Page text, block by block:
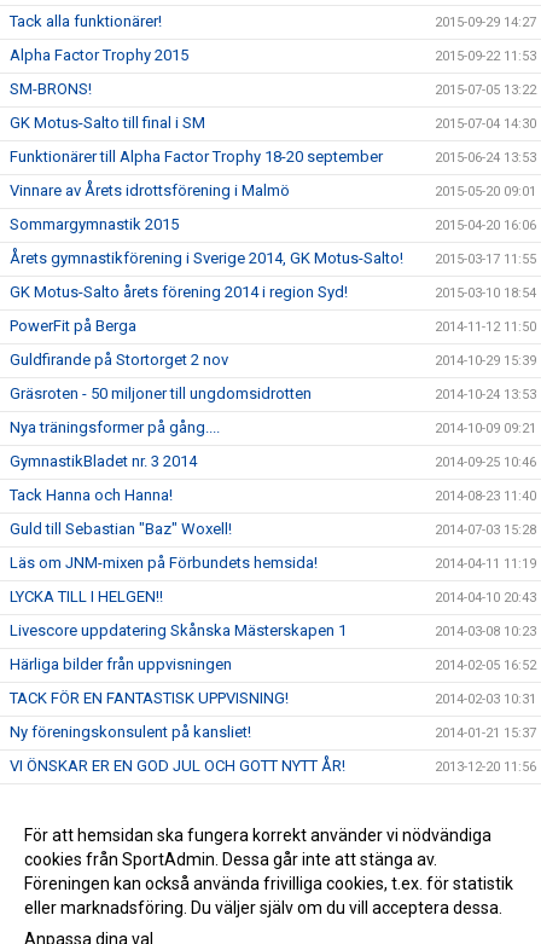
Tack alla funktionärer! 2015-09-29 14:27
Alpha Factor Trophy 2015 2015-09-22 11:53
SM-BRONS! 2015-07-05 13:22
GK Motus-Salto till final i SM 2015-07-04 14:30
Funktionärer till Alpha Factor Trophy 18-20 september 2015-06-24 13:53
Vinnare av Årets idrottsförening i Malmö 2015-05-20 09:01
Sommargymnastik 2015 2015-04-20 16:06
Årets gymnastikförening i Sverige 2014, GK Motus-Salto! 2015-03-17 11:55
GK Motus-Salto årets förening 2014 i region Syd! 2015-03-10 18:54
PowerFit på Berga 2014-11-12 11:50
Guldfirande på Stortorget 2 nov 2014-10-29 15:39
Gräsroten - 50 miljoner till ungdomsidrotten 2014-10-24 13:53
Nya träningsformer på gång.... 2014-10-09 09:21
GymnastikBladet nr. 3 2014 2014-09-25 10:46
Tack Hanna och Hanna! 2014-08-23 11:40
Guld till Sebastian "Baz" Woxell! 2014-07-03 15:28
Läs om JNM-mixen på Förbundets hemsida! 2014-04-11 11:19
LYCKA TILL I HELGEN!! 2014-04-10 20:43
Livescore uppdatering Skånska Mästerskapen 1 2014-03-08 10:23
Härliga bilder från uppvisningen 2014-02-05 16:52
TACK FÖR EN FANTASTISK UPPVISNING! 2014-02-03 10:31
Ny föreningskonsulent på kansliet! 2014-01-21 15:37
VI ÖNSKAR ER EN GOD JUL OCH GOTT NYTT ÅR! 2013-12-20 11:56
Ny landslagstränare för mixed - vår Ola! 2013-10-29 15:13
Inspirationskväll för pojkar födda 2008-2005! 2013-09-19 09:56
För att hemsidan ska fungera korrekt använder vi nödvändiga
cookies från SportAdmin. Dessa går inte att stänga av.
Föreningen kan också använda frivilliga cookies, t.ex. för statistik
eller marknadsföring. Du väljer själv om du vill acceptera dessa.
Anpassa dina val